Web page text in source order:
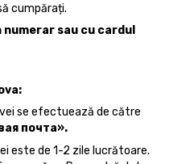
cumpărați.
sau cu cardul
se efectuează de către
почта».
este de 1-2 zile lucrătoare.